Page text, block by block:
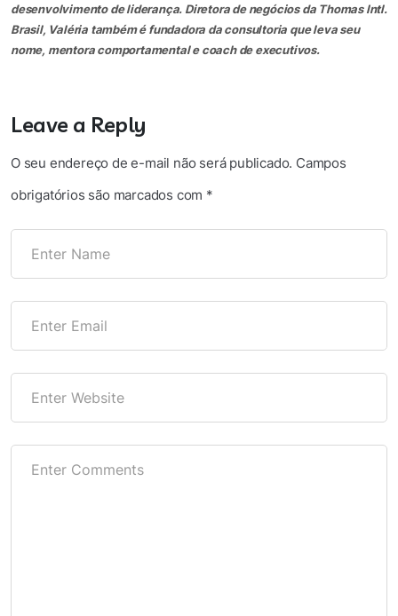
desenvolvimento de liderança. Diretora de negócios da Thomas Intl.
Brasil, Valéria também é fundadora da consultoria que leva seu
nome, mentora comportamental e coach de executivos.
Leave a Reply
O seu endereço de e-mail não será publicado. Campos
obrigatórios são marcados com *